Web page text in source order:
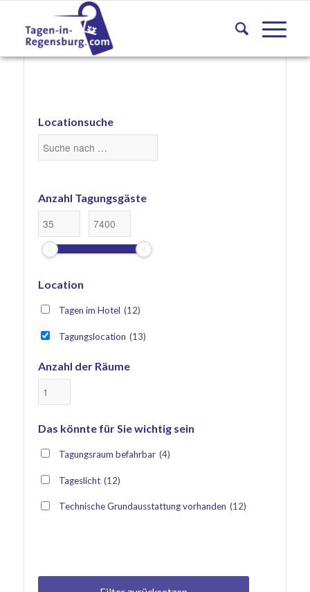
Locationsuche
Anzahl Tagungsgäste
Location
Tagen im Hotel (12)
Tagungslocation (13)
Anzahl der Räume
Das könnte für Sie wichtig sein
Tagungsraum befahrbar (4)
Tageslicht (12)
Technische Grundausstattung vorhanden (12)